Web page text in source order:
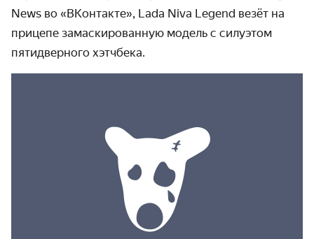
News во «ВКонтакте», Lada Niva Legend везёт на
прицепе замаскированную модель с силуэтом
пятидверного хэтчбека.